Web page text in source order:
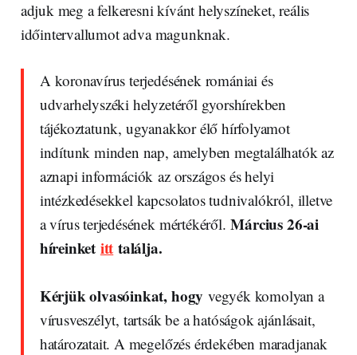
adjuk meg a felkeresni kívánt helyszíneket, reális
időintervallumot adva magunknak.
A koronavírus terjedésének romániai és
udvarhelyszéki helyzetéről gyorshírekben
tájékoztatunk, ugyanakkor élő hírfolyamot
indítunk minden nap, amelyben megtalálhatók az
aznapi információk az országos és helyi
intézkedésekkel kapcsolatos tudnivalókról, illetve
a vírus terjedésének mértékéről.Március 26-ai
híreinket itt találja.
Kérjük olvasóinkat, hogy vegyék komolyan a
vírusveszélyt, tartsák be a hatóságok ajánlásait,
határozatait. A megelőzés érdekében maradjanak